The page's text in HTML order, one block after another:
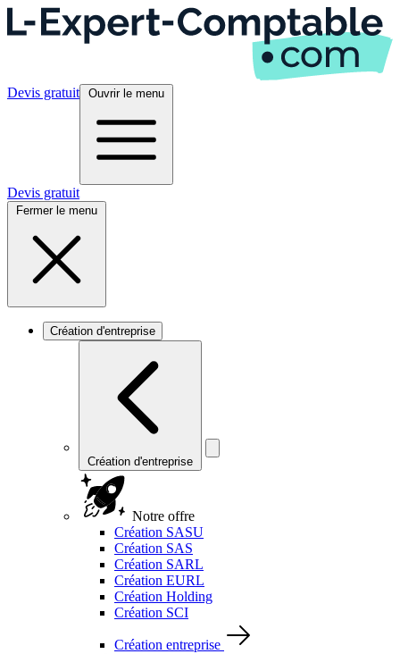
Devis gratuit Ouvrir le menu
Devis gratuit
Fermer le menu
Création d'entreprise
Création d'entreprise
Notre offre
Création SASU
Création SAS
Création SARL
Création EURL
Création Holding
Création SCI
Création entreprise